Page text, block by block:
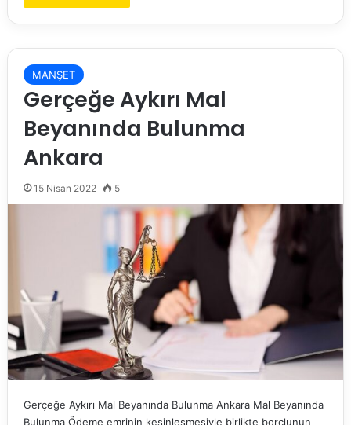
MANŞET
Gerçeğe Aykırı Mal
Beyanında Bulunma
Ankara
15 Nisan 2022 5
Gerçeğe Aykırı Mal Beyanında Bulunma Ankara Mal Beyanında
Bulunma Ödeme emrinin kesinleşmesiyle birlikte borçlunun